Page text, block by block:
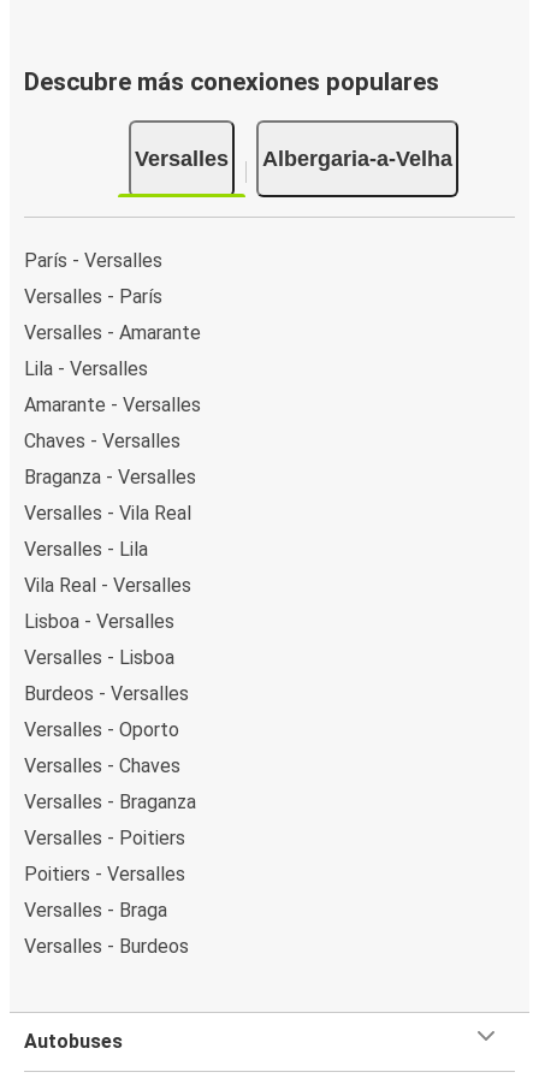
Descubre más conexiones populares
Versalles Albergaria-a-Velha
París - Versalles
Versalles - París
Versalles - Amarante
Lila - Versalles
Amarante - Versalles
Chaves - Versalles
Braganza - Versalles
Versalles - Vila Real
Versalles - Lila
Vila Real - Versalles
Lisboa - Versalles
Versalles - Lisboa
Burdeos - Versalles
Versalles - Oporto
Versalles - Chaves
Versalles - Braganza
Versalles - Poitiers
Poitiers - Versalles
Versalles - Braga
Versalles - Burdeos
Autobuses